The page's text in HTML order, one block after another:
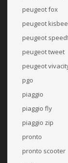
peugeot fox
peugeot kisbee
peugeot
peugeot tweet
peugeot
pgo
piaggio
piaggio fly
piaggio zip
pronto
pronto scooter